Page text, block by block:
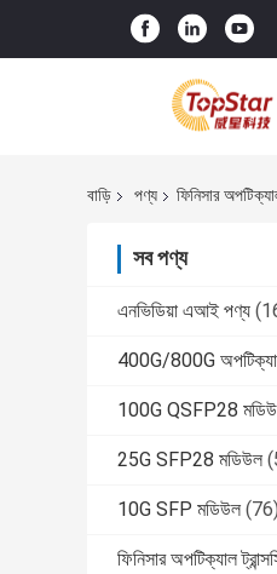
বাড়ি পণ্য ফিনিসার
সব পণ্য
এনভিডিয়া এআই পণ্য
400G/800G
100G QSFP28
25G SFP28 মডিউল
10G SFP মডিউল (76)
ফিনিসার অপটিক্যাল